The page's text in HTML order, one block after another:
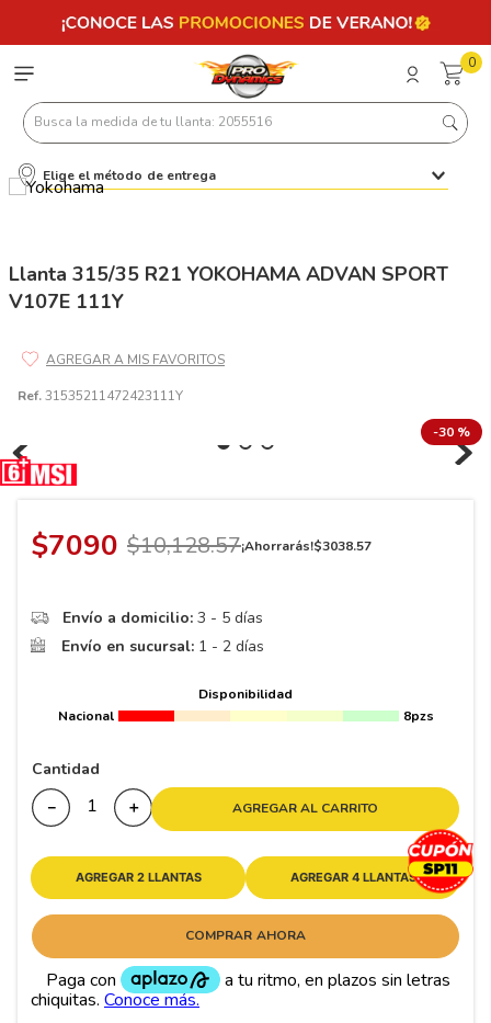
0
Busca la medida de tu llanta: 2055516
Elige el método de entrega
Llanta 315/35 R21 YOKOHAMA ADVAN SPORT
V107E 111Y
Ref.31535211472423111Y
-30 %
$7090 $10,128.57¡Ahorrarás!$3038.57
Envío a domicilio: 3 - 5 días
Envío en sucursal: 1 - 2 días
Disponibilidad
Nacional
8pzs
Cantidad
＋
－ AGREGAR AL CARRITO
AGREGAR 2 LLANTAS AGREGAR 4 LLANTAS
COMPRAR AHORA
Términos más buscados
7 245